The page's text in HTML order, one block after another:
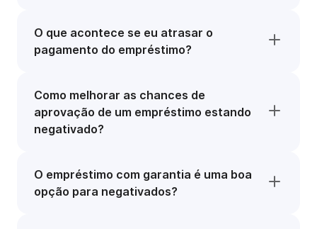
O que acontece se eu atrasar o
pagamento do empréstimo?
Como melhorar as chances de
aprovação de um empréstimo estando
negativado?
O empréstimo com garantia é uma boa
opção para negativados?